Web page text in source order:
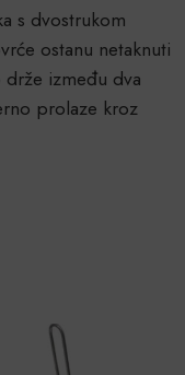
s dvostrukom
ostanu netaknuti
između dva
prolaze kroz